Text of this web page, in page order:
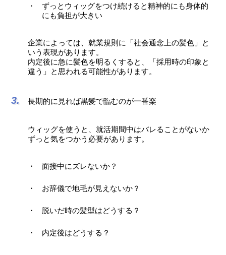
ずっとウィッグをつけ続けると精神的にも身体的
にも負担が大きい
企業によっては、就業規則に「社会通念上の髪色」と
いう表現があります。
内定後に急に髪色を明るくすると、「採用時の印象と
違う」と思われる可能性があります。
長期的に見れば黒髪で臨むのが一番楽
ウィッグを使うと、就活期間中はバレることがないか
ずっと気をつかう必要があります。
面接中にズレないか？
お辞儀で地毛が見えないか？
脱いだ時の髪型はどうする？
内定後はどうする？